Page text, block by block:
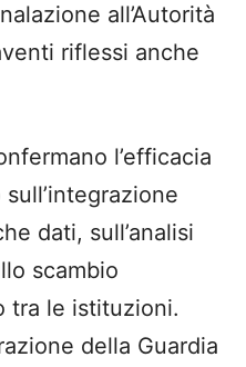
all’Autorità
riflessi anche
l’efficacia
dati, sull’analisi
scambio
tra le istituzioni.
della Guardia